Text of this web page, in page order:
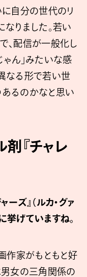
に自分の世代のリ
なりました。若い
、配信が一般化し
ゃん」みたいな感
なる形で若い世
るのかなと思い
『チャレ
ズ』（ルカ・グァ
挙げていますね。
作家がもともと好
男女の三角関係の